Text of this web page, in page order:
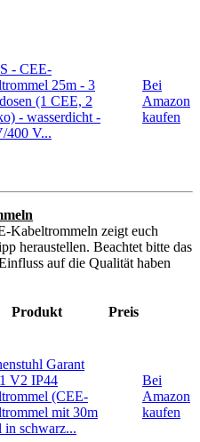
- CEE-
25m - 3
(1 CEE, 2
- wasserdicht -
400 V...
Bei
Amazon
kaufen
Kabeltrommeln zeigt euch
heraustellen. Beachtet bitte das
auf die Qualität haben
Produkt Preis
Garant
V2 IP44
(CEE-
mit 30m
in schwarz...
Bei
Amazon
kaufen